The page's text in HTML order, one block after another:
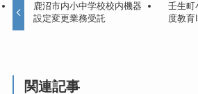
鹿沼市内小中学校校内機器
設定変更業務受託
壬生
度教育
関連記事